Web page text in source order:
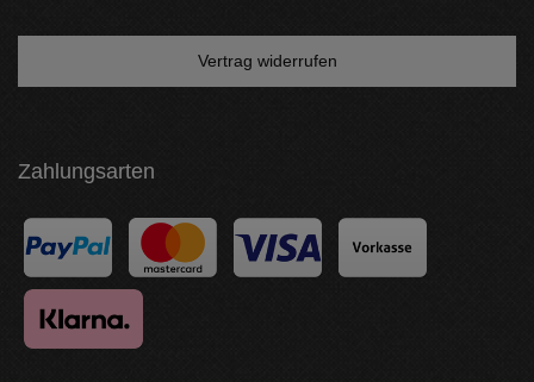
Vertrag widerrufen
Zahlungsarten